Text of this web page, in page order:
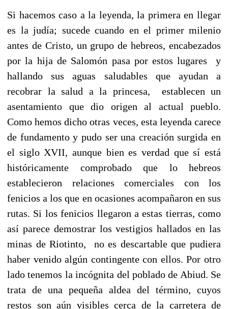
Si hacemos caso a la leyenda, la primera en llegar
es la judía; sucede cuando en el primer milenio
antes de Cristo, un grupo de hebreos, encabezados
por la hija de Salomón pasa por estos lugares y
hallando sus aguas saludables que ayudan a
recobrar la salud a la princesa, establecen un
asentamiento que dio origen al actual pueblo.
Como hemos dicho otras veces, esta leyenda carece
de fundamento y pudo ser una creación surgida en
el siglo XVII, aunque bien es verdad que sí está
históricamente comprobado que lo hebreos
establecieron relaciones comerciales con los
fenicios a los que en ocasiones acompañaron en sus
rutas. Si los fenicios llegaron a estas tierras, como
así parece demostrar los vestigios hallados en las
minas de Riotinto, no es descartable que pudiera
haber venido algún contingente con ellos. Por otro
lado tenemos la incógnita del poblado de Abiud. Se
trata de una pequeña aldea del término, cuyos
restos son aún visibles cerca de la carretera de